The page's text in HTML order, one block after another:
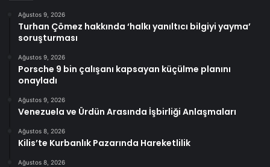
Ağustos 9, 2026
Turhan Çömez hakkında ‘halkı yanıltıcı bilgiyi yayma’
soruşturması
Ağustos 9, 2026
Porsche 9 bin çalışanı kapsayan küçülme planını
onayladı
Ağustos 9, 2026
Venezuela ve Ürdün Arasında İşbirliği Anlaşmaları
Ağustos 8, 2026
Kilis’te Kurbanlık Pazarında Hareketlilik
Ağustos 8, 2026